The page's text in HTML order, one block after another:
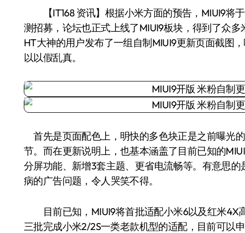
【IT168 资讯】根据小米方面的预告，MIUI9将于7月26日正式发布。目前MIUI9已经开启了内
测招募，论坛也正式上线了MIUI9板块，得到了众
HT大神的用户发布了一组自制MIUI9更新页面截图
以以假乱真。
首先是页面配色上，明快的多色块正是之前曝光
节。而在更新说明上，也基本涵盖了目前已知的
分屏功能、新增3套主题、更省电流畅等。有意思
病的广告问题，令人哭笑不得。
目前已知，MIUI9将首批适配小米6以及红米4X
三批完成小米2/2S一类老款机型的适配，目前可以